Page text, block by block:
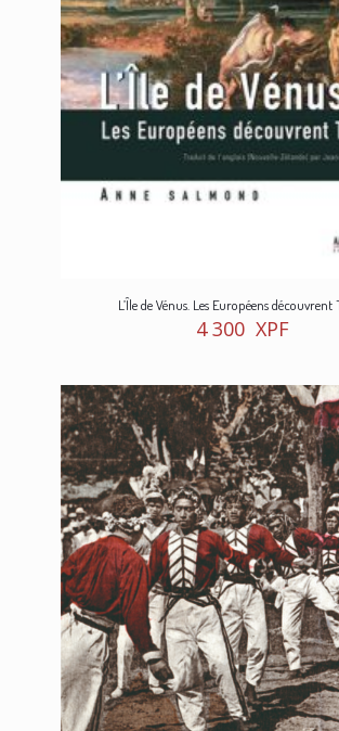
L’Île de Vénus. Les Européens découvrent
4 300 XPF